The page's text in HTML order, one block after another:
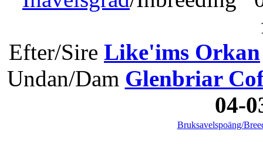
Efter/Sire Like'ims Orkan
Undan/Dam Glenbriar
04-
Bruksavelspoäng/